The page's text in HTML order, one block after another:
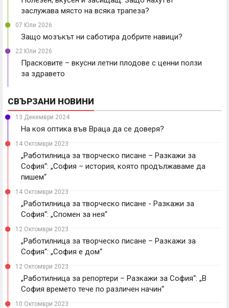
заслужава място на всяка трапеза?
07 Юли 2026
Защо мозъкът ни саботира добрите навици?
22 Юли 2026
Прасковите – вкусни летни плодове с ценни ползи
за здравето
СВЪРЗАНИ НОВИНИ
13 Декември 2024
На коя оптика във Враца да се доверя?
14 Октомври 2023
„Работилница за творческо писане – Разкажи за
София“: „София – история, която продължаваме да
пишем“
14 Октомври 2023
„Работилница за творческо писане - Разкажи за
София“: „Спомен за нея“
12 Октомври 2023
„Работилница за творческо писане – Разкажи за
София“: „София е дом“
12 Октомври 2023
„Работилница за репортери – Разкажи за София“: „В
София времето тече по различен начин“
10 Октомври 2023